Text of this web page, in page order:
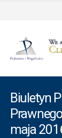
Biuletyn
maja